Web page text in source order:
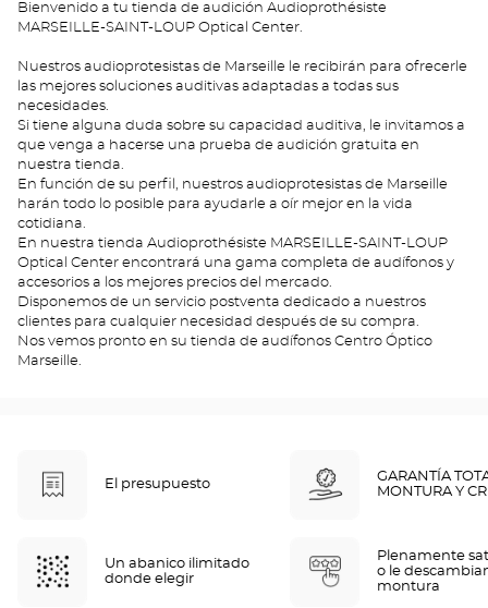
Bienvenido a tu tienda de audición Audioprothésiste
MARSEILLE-SAINT-LOUP Optical Center.
Nuestros audioprotesistas de Marseille le recibirán para ofrecerle
las mejores soluciones auditivas adaptadas a todas sus
necesidades.
Si tiene alguna duda sobre su capacidad auditiva, le invitamos a
que venga a hacerse una prueba de audición gratuita en
nuestra tienda.
En función de su perfil, nuestros audioprotesistas de Marseille
harán todo lo posible para ayudarle a oír mejor en la vida
cotidiana.
En nuestra tienda Audioprothésiste MARSEILLE-SAINT-LOUP
Optical Center encontrará una gama completa de audífonos y
accesorios a los mejores precios del mercado.
Disponemos de un servicio postventa dedicado a nuestros
clientes para cualquier necesidad después de su compra.
Nos vemos pronto en su tienda de audífonos Centro Óptico
Marseille.
El presupuesto
GARANTÍA
MONTURA Y
Un abanico ilimitado
donde elegir
Plenamente
o le
montura